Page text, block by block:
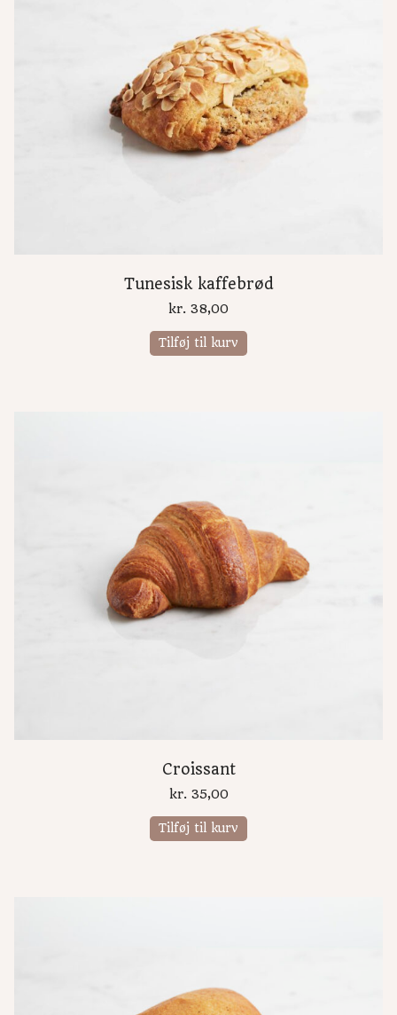
Tunesisk kaffebrød
kr. 38,00
Tilføj til kurv
Croissant
kr. 35,00
Tilføj til kurv